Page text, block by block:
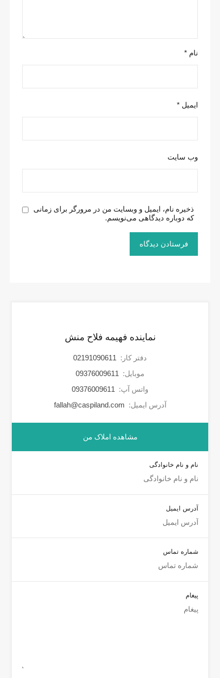
نام *
ایمیل *
وب‌ سایت
ذخیره نام، ایمیل و وبسایت من در مرورگر برای زمانی
که دوباره دیدگاهی می‌نویسم.
نماینده فهیمه فلاح منش
دفتر کار: 02191090611
موبایل: 09376009611
واتس آپ: 09376009611
آدرس ایمیل: fallah@caspiland.com
مشاهده املاک من
نام و نام خانوادگی
آدرس ایمیل
شماره تماس
پیغام